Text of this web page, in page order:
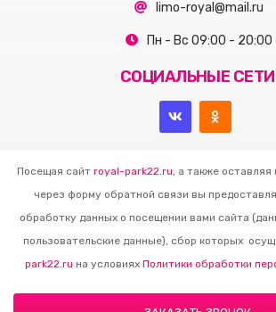
limo-royal@mail.ru
Пн - Вс 09:00 - 20:00
СОЦИАЛЬНЫЕ СЕТИ
Посещая сайт royal-park22.ru, а также
через форму обратной связи вы
обработку данных о посещении вами сайта
пользовательские данные), сбор которых
park22.ru на условиях Политики обработки